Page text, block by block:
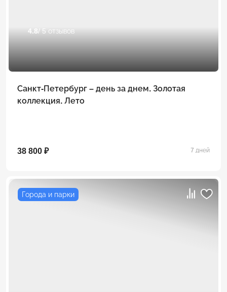
4.8/ 5 отзывов
Санкт-Петербург – день за днем. Золотая
коллекция. Лето
38 800 ₽ 7 дней
Города и парки